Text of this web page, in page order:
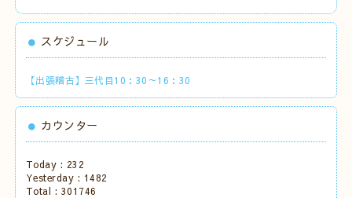
スケジュール
【出張稽古】三代目10：30～16：30
カウンター
Today : 232
Yesterday : 1482
Total : 301746